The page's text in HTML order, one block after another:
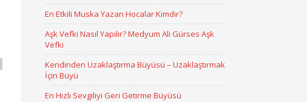
En Etkili Muska Yazan Hocalar Kimdir?
Aşk Vefki Nasıl Yapılır? Medyum Ali Gürses Aşk
Vefki
Kendinden Uzaklaştırma Büyüsü – Uzaklaştırmak
İçin Büyü
En Hızlı Sevgiliyi Geri Getirme Büyüsü